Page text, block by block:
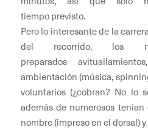
tiempo previsto.
Pero lo interesante de la
del recorrido, los
preparados
ambientación (música,
voluntarios (¿cobran? No lo
además de numerosos
nombre (impreso en el dorsal)